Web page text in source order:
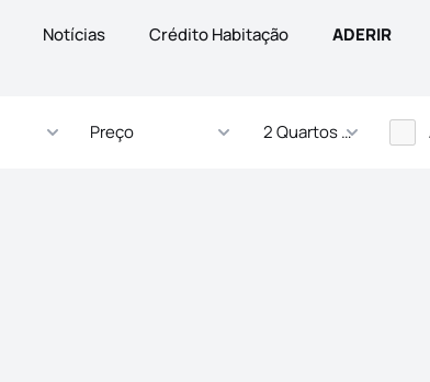
Notícias Crédito Habitação ADERIR
Preço 2 Quartos - ... Quartos